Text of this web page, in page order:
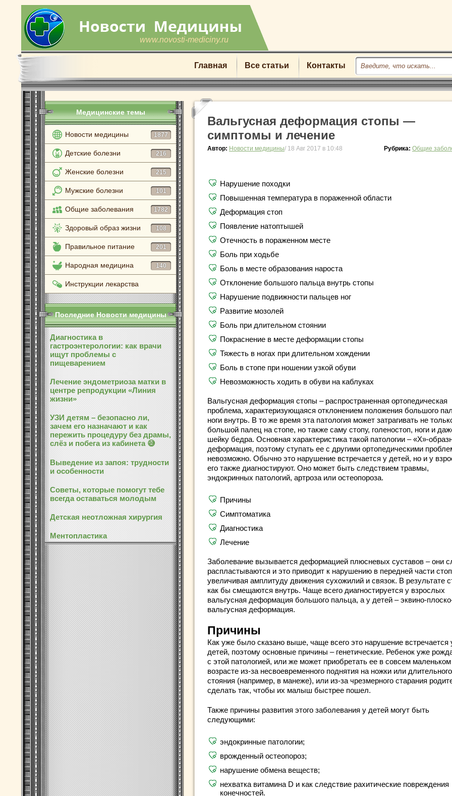
www.novosti-mediciny.ru
Главная Все статьи Контакты
Медицинские темы
Новости медицины 1877
Детские болезни 216
Женские болезни 215
Мужские болезни 101
Общие заболевания 1782
Здоровый образ жизни 108
Правильное питание 201
Народная медицина 140
Инструкции лекарства
Последние Новости медицины
Диагностика в
гастроэнтерологии: как врачи
ищут проблемы с
пищеварением
Лечение эндометриоза матки в
центре репродукции «Линия
жизни»
УЗИ детям – безопасно ли,
зачем его назначают и как
пережить процедуру без драмы,
слёз и побега из кабинета 😅
Выведение из запоя: трудности
и особенности
Советы, которые помогут тебе
всегда оставаться молодым
Детская неотложная хирургия
Ментопластика
Вальгусная деформация стопы —
симптомы и лечение
Автор: Новости медицины/ 18 Авг 2017 в 10:48 Рубрика: Общие
Нарушение походки
Повышенная температура в пораженной области
Деформация стоп
Появление натоптышей
Отечность в пораженном месте
Боль при ходьбе
Боль в месте образования нароста
Отклонение большого пальца внутрь стопы
Нарушение подвижности пальцев ног
Развитие мозолей
Боль при длительном стоянии
Покраснение в месте деформации стопы
Тяжесть в ногах при длительном хождении
Боль в стопе при ношении узкой обуви
Невозможность ходить в обуви на каблуках
Вальгусная деформация стопы – распространенная ортопедическая
проблема, характеризующаяся отклонением положения большого
ноги внутрь. В то же время эта патология может затрагивать не
большой палец на стопе, но также саму стопу, голеностоп, ноги и
шейку бедра. Основная характеристика такой патологии – «Х»-
деформация, поэтому ступать ее с другими ортопедическими
невозможно. Обычно это нарушение встречается у детей, но и у
его также диагностируют. Оно может быть следствием травмы,
эндокринных патологий, артроза или остеопороза.
Причины
Симптоматика
Диагностика
Лечение
Заболевание вызывается деформацией плюсневых суставов – они
распластываются и это приводит к нарушению в передней части
увеличивая амплитуду движения сухожилий и связок. В результате
как бы смещаются внутрь. Чаще всего диагностируется у взрослых
вальгусная деформация большого пальца, а у детей – эквино-
вальгусная деформация.
Причины
Как уже было сказано выше, чаще всего это нарушение встречается
детей, поэтому основные причины – генетические. Ребенок уже
с этой патологией, или же может приобретать ее в совсем маленьком
возрасте из-за несвоевременного поднятия на ножки или длительного
стояния (например, в манеже), или из-за чрезмерного старания
сделать так, чтобы их малыш быстрее пошел.
Также причины развития этого заболевания у детей могут быть
следующими:
эндокринные патологии;
врожденный остеопороз;
нарушение обмена веществ;
нехватка витамина D и как следствие рахитические повреждения
конечностей.